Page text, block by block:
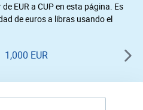
EUR a CUP en esta página. Es
de euros a libras usando el
vaya al convertidor de pares
1,000 EUR